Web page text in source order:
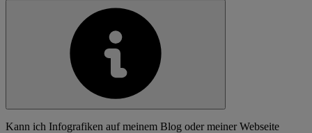
Kann ich Infografiken auf meinem Blog oder meiner Webseite